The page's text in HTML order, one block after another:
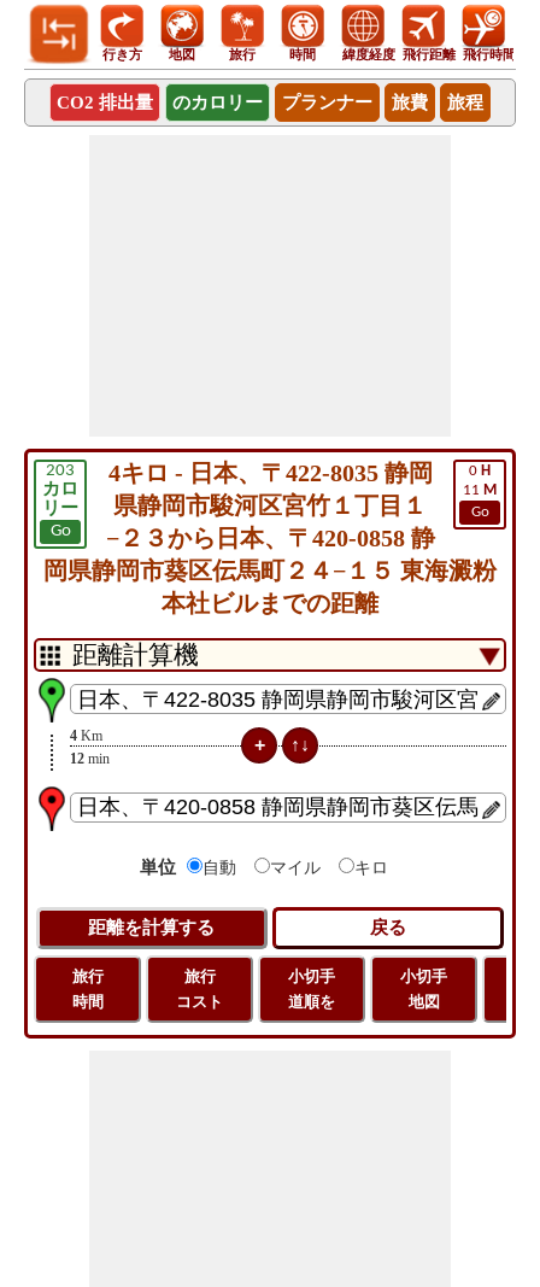
行き方 地図 旅行 時間 緯度経度 飛行距離 飛行時間
CO2 排出量 のカロリー プランナー 旅費 旅程
203
カロ
リー
Go
0 H
11 M
Go
4キロ - 日本、〒422-8035 静岡
県静岡市駿河区宮竹１丁目１
−２３から日本、〒420-0858 静
岡県静岡市葵区伝馬町２４−１５ 東海澱粉
本社ビルまでの距離
4 Km
12 min
単位 自動 マイル キロ
旅行
時間
旅行
コスト
小切手
道順を
小切手
地図